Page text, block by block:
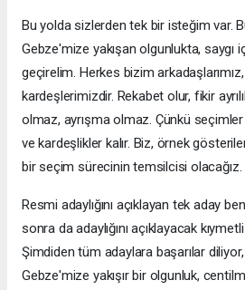
Bu yolda sizlerden tek bir isteğim var.
Gebze'mize yakışan olgunlukta, saygı
geçirelim. Herkes bizim arkadaşlarımız,
kardeşlerimizdir. Rekabet olur, fikir
olmaz, ayrışma olmaz. Çünkü
ve kardeşlikler kalır. Biz, örnek
bir seçim sürecinin temsilcisi olacağız.
Resmi adaylığını açıklayan tek aday
sonra da adaylığını açıklayacak
Şimdiden tüm adaylara başarılar
Gebze'mize yakışır bir olgunluk,